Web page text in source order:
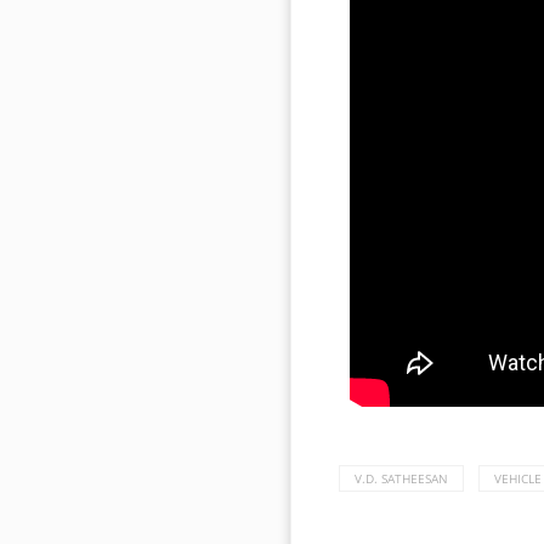
V.D. SATHEESAN